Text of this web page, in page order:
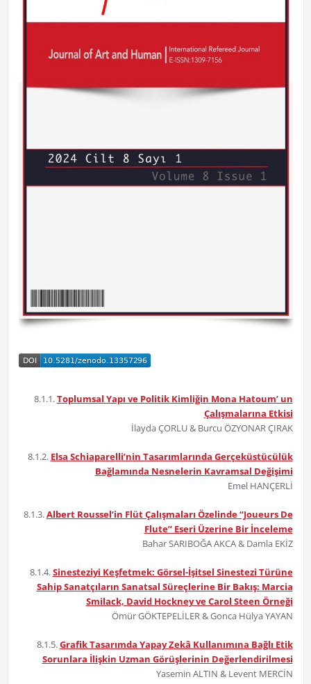
8.1.1.Toplumsal Yapı ve Politik Kimliğin Mona Hatoum’ un
Çalışmalarına Etkisi
İlayda ÇORLU & Burcu ÖZYONAR ÇIRAK
8.1.2. Elsa Schiaparelli’nin Tasarımlarında Gerçeküstücülük
Bağlamında Nesnelerin Kavramsal Değişimi
Emel HANÇERLİ
8.1.3.Albert Roussel’in Flüt Çalışmaları Özelinde “Joueurs De
Flute” Eseri Üzerine Bir İnceleme
Bahar SARIBOĞA AKCA & Damla EKİZ
8.1.4.Sinesteziyi Keşfetmek: Görsel-İşitsel Sinestezi Türüne
Sahip Sanatçıların Sanatsal Süreçlerine Bir Bakış: Marcia
Smilack, David Hockney ve Carol Steen Örneği
Ömür GÖKTEPELİLER & Gonca Hülya YAYAN
8.1.5.Grafik Tasarımda Yapay Zekâ Kullanımına Bağlı Etik
Sorunlara İlişkin Uzman Görüşlerinin Değerlendirilmesi
Yasemin ALTIN & Levent MERCİN